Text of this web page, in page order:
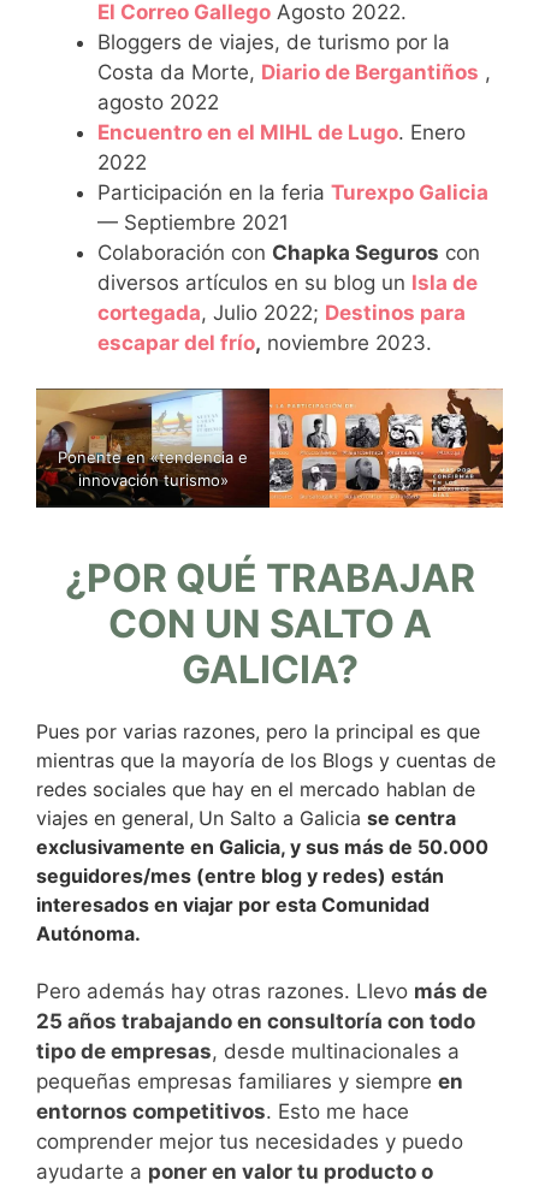
El Correo Gallego Agosto 2022.
Bloggers de viajes, de turismo por la
Costa da Morte, Diario de Bergantiños ,
agosto 2022
Encuentro en el MIHL de Lugo. Enero
2022
Participación en la feria Turexpo Galicia
— Septiembre 2021
Colaboración con Chapka Seguros con
diversos artículos en su blog un Isla de
cortegada, Julio 2022; Destinos para
escapar del frío, noviembre 2023.
Ponente en «tendencia e
innovación turismo»
¿POR QUÉ TRABAJAR
CON UN SALTO A
GALICIA?
Pues por varias razones, pero la principal es que
mientras que la mayoría de los Blogs y cuentas de
redes sociales que hay en el mercado hablan de
viajes en general, Un Salto a Galicia se centra
exclusivamente en Galicia, y sus más de 50.000
seguidores/mes (entre blog y redes) están
interesados en viajar por esta Comunidad
Autónoma.
Pero además hay otras razones. Llevo más de
25 años trabajando en consultoría con todo
tipo de empresas, desde multinacionales a
pequeñas empresas familiares y siempre en
entornos competitivos. Esto me hace
comprender mejor tus necesidades y puedo
ayudarte a poner en valor tu producto o